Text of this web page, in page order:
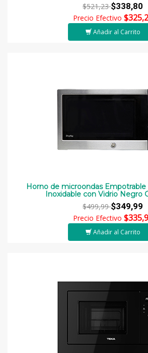
$521,23$338,80
Precio Efectivo
Añadir al Carrito
Horno de microondas Empotrable
Inoxidable con Vidrio Negro
$499,99$349,99
Precio Efectivo
Añadir al Carrito